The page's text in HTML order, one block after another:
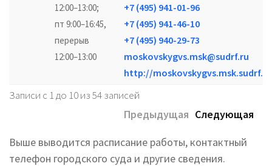
12:00–13:00;
пт 9:00–16:45,
перерыв
12:00–13:00
+7 (495) 941-01-96
+7 (495) 941-46-10
+7 (495) 940-29-73
moskovskygvs.msk@sudrf.ru
http://
Записи с 1 до 10 из 54 записей
Предыдущая Следующая
Выше выводится расписание работы, контактный
телефон городского суда и другие сведения.